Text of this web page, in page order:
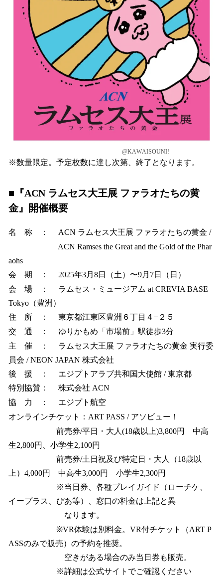
@KAWAISOUNI!
※数量限定。予定枚数に達し次第、終了となります。
■『ACN ラムセス大王展 ファラオたちの黄
金』開催概要
名 称 ： ACN ラムセス大王展 ファラオたちの黄金 /
ACN Ramses the Great and the Gold of the Phar
aohs
会 期 ： 2025年3月8日（土）〜9月7日（日）
会 場 ： ラムセス・ミュージアム at CREVIA BASE
Tokyo（豊洲）
住 所 ： 東京都江東区豊洲６丁目４−２５
交 通 ： ゆりかもめ「市場前」駅徒歩3分
主 催 ： ラムセス大王展 ファラオたちの黄金 実行委
員会 / NEON JAPAN 株式会社
後 援 ： エジプトアラブ共和国大使館 / 東京都
特別協賛： 株式会社 ACN
協 力 ： エジプト航空
オンラインチケット：ART PASS / アソビュー！
前売券/平日・大人(18歳以上)3,800円 中高
生2,800円、小学生2,100円
前売券/土日祝及び特定日・大人（18歳以
上）4,000円 中高生3,000円 小学生2,300円
※当日券、各種プレイガイド（ローチケ、
イープラス、ぴあ等）、窓口の料金は上記と異
なります。
※VR体験は別料金。VR付チケット（ART P
ASSのみで販売）の予約を推奨。
空きがある場合のみ当日券も販売。
※詳細は公式サイトでご確認ください